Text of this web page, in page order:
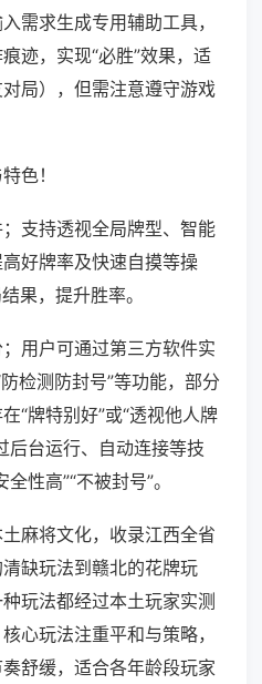
需求生成专用辅助工具，
迹，实现“必胜”效果，适
局），但需注意遵守游戏
色！
支持透视全局牌型、智能
好牌率及快速自摸等操
果，提升胜率。
用户可通过第三方软件实
检测防封号”等功能，部分
“牌特别好”或“透视他人牌
后台运行、自动连接等技
性高”“不被封号”。
麻将文化，收录江西全省
缺玩法到赣北的花牌玩
玩法都经过本土玩家实测
心玩法注重平和与策略，
舒缓，适合各年龄段玩家